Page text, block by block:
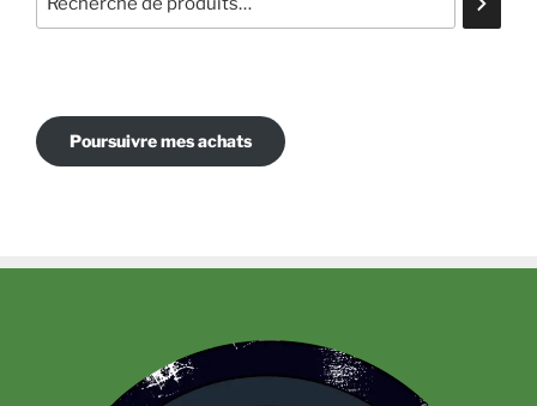
Poursuivre mes achats